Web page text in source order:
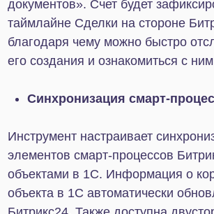
Используйте ключ из приложения «Коннектор
к 1С», чтобы связать 1С с Битрикс24.
включая первоначальное сопоставление
элементов из обеих систем.
или обмен в режиме онлайн.
Rest API
Также 1С и Битрикс24 можно интегрировать с
помощью REST API. Благодаря этому методу